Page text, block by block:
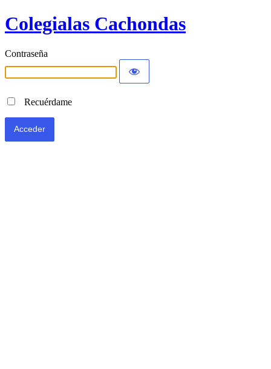
Colegialas Cachondas
Contraseña
Recuérdame